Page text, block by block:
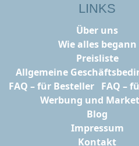
LINKS
Über uns
Wie alles begann
Preisliste
Allgemeine
FAQ – für Besteller
FAQ –
Werbung und
Blog
Impressum
Kontakt